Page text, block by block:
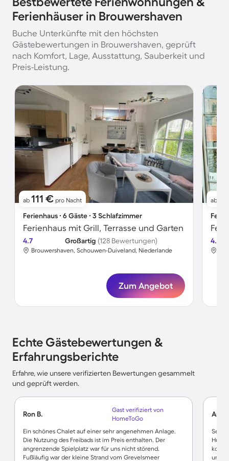
Ferienhäuser in Brouwershaven
Buche Unterkünfte mit den höchsten
Gästebewertungen in Brouwershaven, geprüft
nach Komfort, Lage, Ausstattung, Sauberkeit und
Preis-Leistung.
ab 111 € pro Nacht
Ferienhaus ∙ 6 Gäste ∙ 3 Schlafzimmer
Ferienhaus mit Grill, Terrasse und Garten
4.7 Großartig (128 Bewertungen)
Brouwershaven, Schouwen-Duiveland, Niederlande
Zum Angebot
ab
4.7
Echte Gästebewertungen &
Erfahrungsberichte
Erfahre, wie unsere verifizierten Bewertungen gesammelt
und geprüft werden.
Ron B.
Gast verifiziert von
HomeToGo
Ein schönes Chalet auf einer sehr angenehmen Anlage.
Die Nutzung des Freibads ist im Preis enthalten. Der
angrenzende Spielplatz war für uns nicht störend.
Fußläufig war der kleine Strand vom Grevelsmeer
Sehr
und